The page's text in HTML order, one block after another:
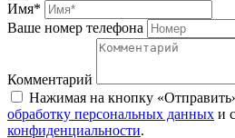
Имя*
Ваше номер телефона
Комментарий
Нажимая на кнопку
обработку персональных данных и
конфиденциальности.